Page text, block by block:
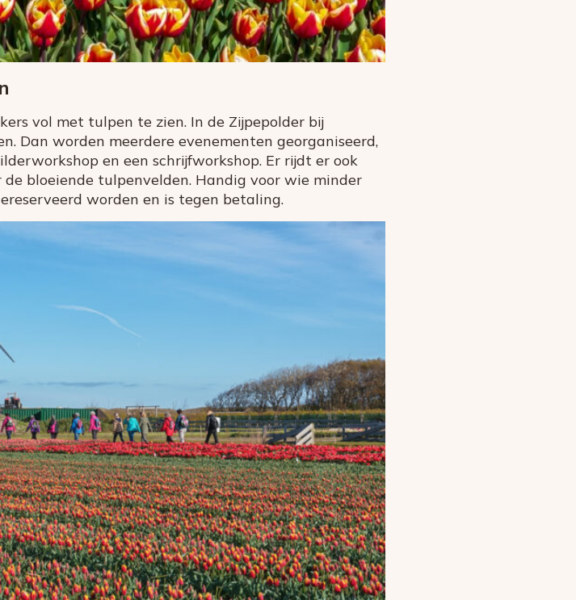
vol met tulpen te zien. In de Zijpepolder bij
Dan worden meerdere evenementen georganiseerd,
en een schrijfworkshop. Er rijdt er ook
bloeiende tulpenvelden. Handig voor wie minder
worden en is tegen betaling.